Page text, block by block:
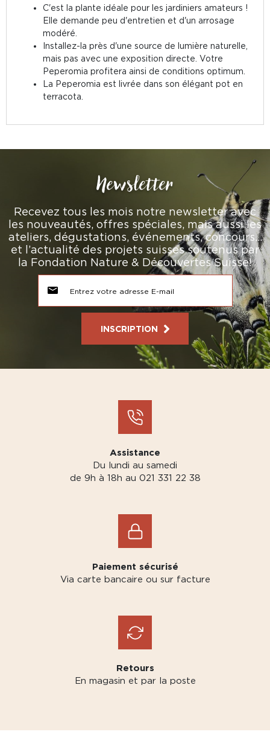
C'est la plante idéale pour les jardiniers amateurs !
Elle demande peu d'entretien et d'un arrosage
modéré.
Installez-la près d'une source de lumière naturelle,
mais pas avec une exposition directe. Votre
Peperomia profitera ainsi de conditions optimum.
La Peperomia est livrée dans son élégant pot en
terracota.
Newsletter
Recevez tous les mois notre newsletter avec
les nouveautés, offres spéciales, mais aussi les
ateliers, dégustations, événements, concours…
et l’actualité des projets suisses soutenus par
la Fondation Nature & Découvertes Suisse!
INSCRIPTION
Assistance
Du lundi au samedi
de 9h à 18h au 021 331 22 38
Paiement sécurisé
Via carte bancaire ou sur facture
Retours
En magasin et par la poste